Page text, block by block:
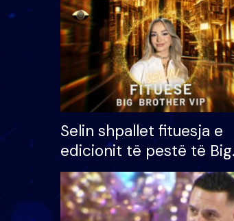
Selin shpallet fituesja e
edicionit të pestë të Big
Brother VIP, rrëmben
çmimin e madh prej 100
mijë eurosh